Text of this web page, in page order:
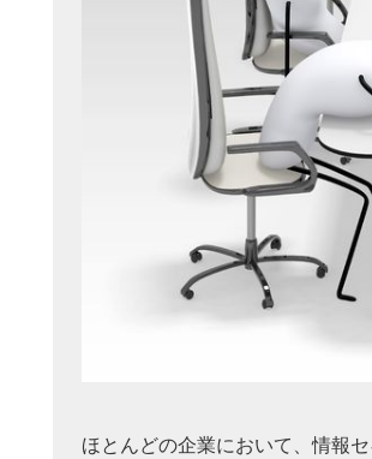
ほとんどの企業において、情報